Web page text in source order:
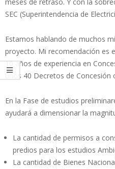
SEC (Superintendencia de
Estamos hablando de muchos
proyecto. Mi recomendación es
10 años de experiencia en
unos 40 Decretos de Concesión
En la Fase de estudios
ayudará a dimensionar la
La cantidad de permisos a
predios para los estudios
La cantidad de Bienes